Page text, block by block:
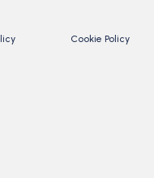
Cookie Policy